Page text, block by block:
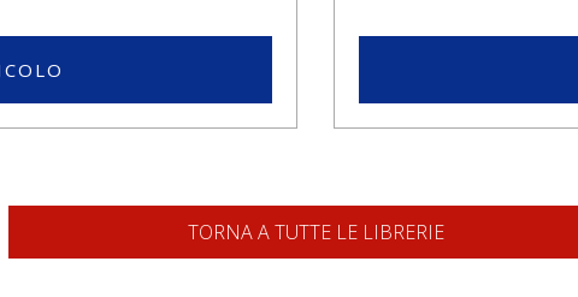
TORNA A TUTTE LE LIBRERIE